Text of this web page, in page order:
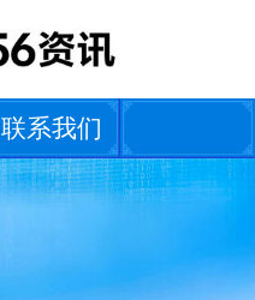
联系我们